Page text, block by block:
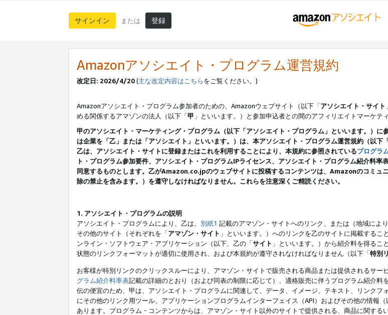
サインイン または 登録
Amazonアソシエイト・プログラム運営規約
改定日: 2026/4/20(主な改定内容はこちらをご覧ください。)
Amazonアソシエイト・プログラム参加者のための、Amazonウェブサイト（以下「アソシエイト・サイト
める関係するアマゾンの法人（以下「甲 」といいます。）と参加申込者との間のアフィリエイトマーケテ
甲のアソシエイト・マーケティング・プログラム（以下「アソシエイト・プログラム」といいます。）
は企業を「乙」または「アソシエイト」といいます。）は、本アソシエイト・プログラム運営規約（以下
乙は、アソシエイト・サイトに登録またはこれを利用することにより、本規約に参照されているプログラ
ト・プログラム参加要件、アソシエイト・プログラムIPライセンス、アソシエイト・プログラム紹介料
同意するものとします。乙がAmazon.co.jpのウェブサイトに投稿するコンテンツは、Amazonのコミュ
除の禁止を含みます。）を遵守しなければなりません。これらを注意深くご精読ください。
1. アソシエイト・プログラムの説明
アソシエイト・プログラムにより、乙は、 別紙1 記載のアマゾン・サイトへのリンク、または（地域によ
その他のサイト（それぞれを「アマゾン・サイト 」といいます。）へのリンクを乙のサイトに掲載する
ンライン・ソフトウェア・アプリケーション（以下、乙の「サイト 」といいます。）から紹介料を得るこ
状態のリンクフォーマットが適切に使用され、および本規約が遵守されなければなりません（以下「特別
お客様が特別リンクのクリックスルーにより、アマゾン・サイトで販売される商品または提供されるサー
グラム紹介料率表記載の詳細のとおり（および同表の制限に応じて）、適格販売に伴うプログラム紹介
伝の便宜のため、甲は、アソシエイト・プログラムに関連して、データ、イメージ、テキスト、リンク
にその他のリンク用ツール、アプリケーションプログラムインターフェイス（API）およびその他の情報（
あります。プログラム・コンテンツからは、アマゾン・サイト以外のサイトで提供される、商品に関す